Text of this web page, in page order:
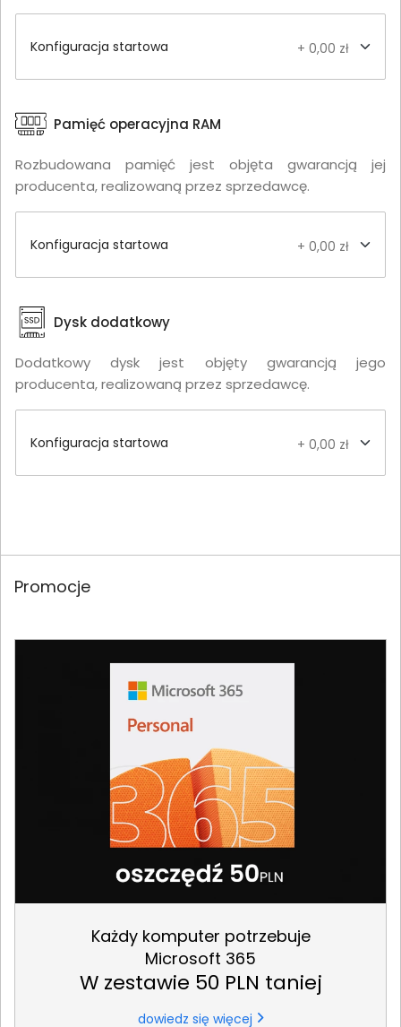
Konfiguracja startowa + 0,00 zł
Pamięć operacyjna RAM
Rozbudowana pamięć jest objęta gwarancją jej
producenta, realizowaną przez sprzedawcę.
Konfiguracja startowa + 0,00 zł
Dysk dodatkowy
Dodatkowy dysk jest objęty gwarancją jego
producenta, realizowaną przez sprzedawcę.
Konfiguracja startowa + 0,00 zł
Promocje
Każdy komputer potrzebuje
Microsoft 365
W zestawie 50 PLN taniej
dowiedz się więcej